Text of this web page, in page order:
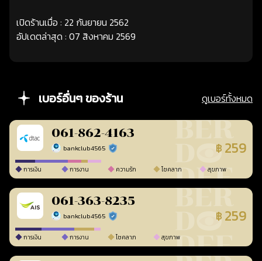
เปิดร้านเมื่อ : 22 กันยายน 2562
อัปเดตล่าสุด : 07 สิงหาคม 2569
เบอร์อื่นๆ ของร้าน ดูเบอร์ทั้งหมด
061-862-4163
bankclub4565 ร้านยืนยันแล้ว ฿ 259
การเงิน การงาน ความรัก โชคลาภ สุขภาพ
061-363-8235
bankclub4565 ร้านยืนยันแล้ว ฿ 259
การเงิน การงาน โชคลาภ สุขภาพ